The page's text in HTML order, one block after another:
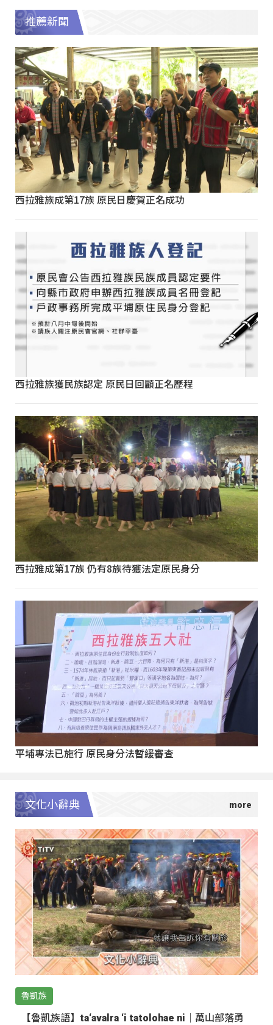
推薦新聞
西拉雅族成第17族 原民日慶賀正名成功
西拉雅族獲民族認定 原民日回顧正名歷程
西拉雅成第17族 仍有8族待獲法定原民身分
平埔專法已施行 原民身分法暫緩審查
文化小辭典
魯凱族
【魯凱族語】ta‘avalra ‘i tatolohae ni｜萬山部落勇